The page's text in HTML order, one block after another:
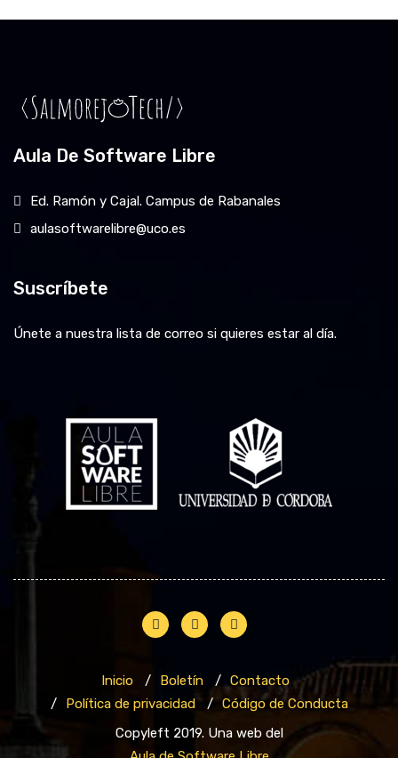
Aula De Software Libre
Ed. Ramón y Cajal. Campus de Rabanales
aulasoftwarelibre@uco.es
Suscríbete
Únete a nuestra lista de correo si quieres estar al día.
Inicio Boletín
Contacto
Política de privacidad
Código de Conducta
Copyleft 2019. Una web del